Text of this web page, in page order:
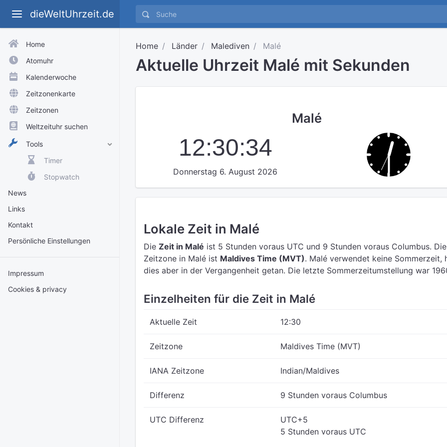
dieWeltUhrzeit.de
Home
Atomuhr
Kalenderwoche
Zeitzonenkarte
Zeitzonen
Weltzeituhr suchen
Tools
Timer
Stopwatch
News
Links
Kontakt
Persönliche Einstellungen
Impressum
Cookies & privacy
Home Länder Malediven Malé
Aktuelle Uhrzeit Malé mit Sekunden
Malé
12:30:34
Donnerstag 6. August 2026
Lokale Zeit in Malé
Die Zeit in Malé ist 5 Stunden voraus UTC und 9 Stunden voraus Columbus. Die
Zeitzone in Malé ist Maldives Time (MVT). Malé verwendet keine Sommerzeit,
dies aber in der Vergangenheit getan. Die letzte Sommerzeitumstellung war
Einzelheiten für die Zeit in Malé
Aktuelle Zeit 12:30
Zeitzone Maldives Time (MVT)
IANA Zeitzone Indian/Maldives
Differenz 9 Stunden voraus Columbus
UTC Differenz
UTC+5
5 Stunden voraus UTC